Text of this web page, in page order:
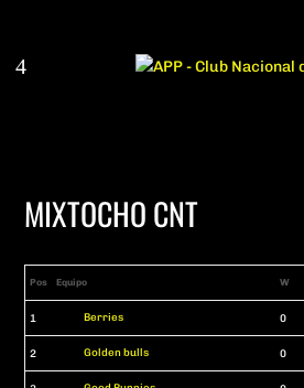
MIXTOCHO CNT
Pos Equipo W
1 Berries 0
2 Golden bulls 0